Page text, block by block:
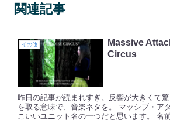
関連記事
その他
Massive
Circus
昨日の記事が読まれすぎ。反響が大きくて
を取る意味で、音楽ネタを。 マッシブ・ア
こいいユニット名の一つだと思います。 名